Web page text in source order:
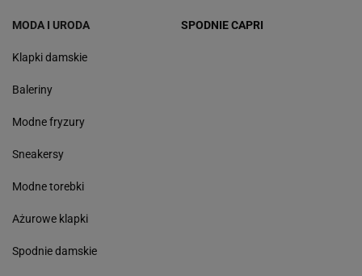
MODA I URODA
Klapki damskie
Baleriny
Modne fryzury
Sneakersy
Modne torebki
Ażurowe klapki
Spodnie damskie
SPODNIE CAPRI